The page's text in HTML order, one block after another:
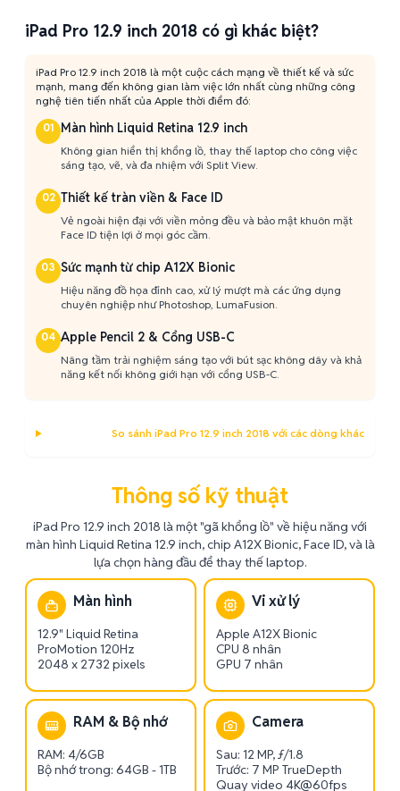
iPad Pro 12.9 inch 2018 có gì khác biệt?
iPad Pro 12.9 inch 2018 là một cuộc cách mạng về thiết kế và sức
mạnh, mang đến không gian làm việc lớn nhất cùng những công
nghệ tiên tiến nhất của Apple thời điểm đó:
01 Màn hình Liquid Retina 12.9 inch
Không gian hiển thị khổng lồ, thay thế laptop cho công việc
sáng tạo, vẽ, và đa nhiệm với Split View.
02 Thiết kế tràn viền & Face ID
Vẻ ngoài hiện đại với viền mỏng đều và bảo mật khuôn mặt
Face ID tiện lợi ở mọi góc cầm.
03 Sức mạnh từ chip A12X Bionic
Hiệu năng đồ họa đỉnh cao, xử lý mượt mà các ứng dụng
chuyên nghiệp như Photoshop, LumaFusion.
04 Apple Pencil 2 & Cổng USB-C
Nâng tầm trải nghiệm sáng tạo với bút sạc không dây và khả
năng kết nối không giới hạn với cổng USB-C.
So sánh iPad Pro 12.9 inch 2018 với các dòng khác
Thông số kỹ thuật
iPad Pro 12.9 inch 2018 là một "gã khổng lồ" về hiệu năng với
màn hình Liquid Retina 12.9 inch, chip A12X Bionic, Face ID, và là
lựa chọn hàng đầu để thay thế laptop.
Màn hình
12.9" Liquid Retina
ProMotion 120Hz
2048 x 2732 pixels
Vi xử lý
Apple A12X Bionic
CPU 8 nhân
GPU 7 nhân
RAM & Bộ nhớ
RAM: 4/6GB
Bộ nhớ trong: 64GB - 1TB
Camera
Sau: 12 MP, ƒ/1.8
Trước: 7 MP TrueDepth
Quay video 4K@60fps